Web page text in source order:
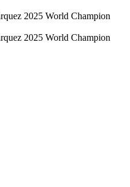
2025 World Champion
2025 World Champion